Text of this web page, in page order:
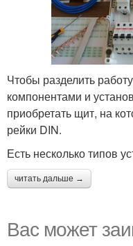
Чтобы разделить
компонентами и
приобретать щит, на
рейки DIN.
Есть несколько типов
читать дальше →
Вас может